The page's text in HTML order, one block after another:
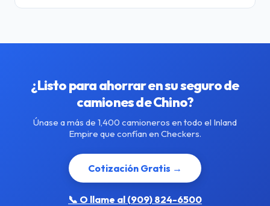
¿Listo para ahorrar en su seguro de
camiones de Chino?
Únase a más de 1,400 camioneros en todo el Inland
Empire que confían en Checkers.
Cotización Gratis →
📞 O llame al (909) 824-6500